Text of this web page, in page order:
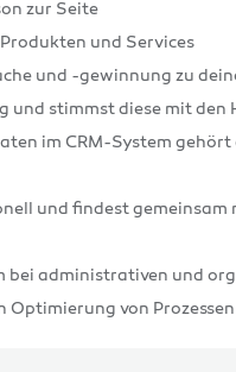
zur Seite
und Services
und -gewinnung zu
und stimmst diese mit den
im CRM-System
und findest gemeinsam
bei administrativen und
Optimierung von Prozessen